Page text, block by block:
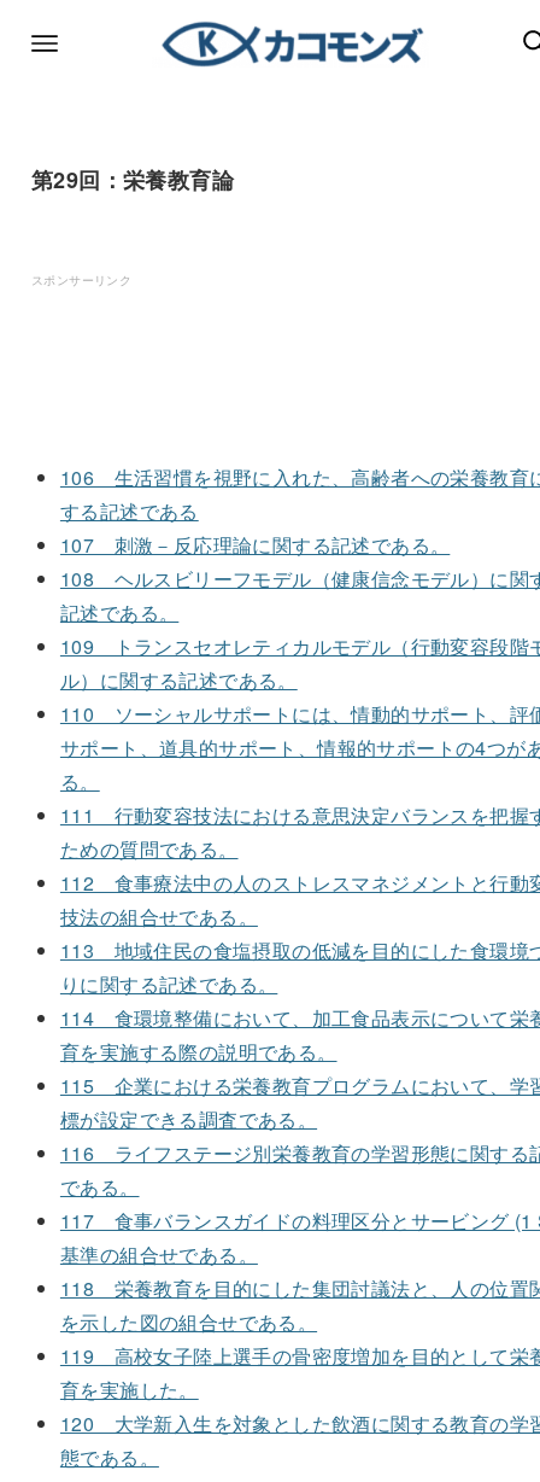
第29回：栄養教育論
スポンサーリンク
106 生活習慣を視野に入れた、高齢者への栄養教育
する記述である
107 刺激－反応理論に関する記述である。
108 ヘルスビリーフモデル（健康信念モデル）に関
記述である。
109 トランスセオレティカルモデル（行動変容段階
ル）に関する記述である。
110 ソーシャルサポートには、情動的サポート、評
サポート、道具的サポート、情報的サポートの4つが
る。
111 行動変容技法における意思決定バランスを把握
ための質問である。
112 食事療法中の人のストレスマネジメントと行動
技法の組合せである。
113 地域住民の食塩摂取の低減を目的にした食環境
りに関する記述である。
114 食環境整備において、加工食品表示について栄
育を実施する際の説明である。
115 企業における栄養教育プログラムにおいて、学
標が設定できる調査である。
116 ライフステージ別栄養教育の学習形態に関する
である。
117 食事バランスガイドの料理区分とサービング (1
基準の組合せである。
118 栄養教育を目的にした集団討議法と、人の位置
を示した図の組合せである。
119 高校女子陸上選手の骨密度増加を目的として栄
育を実施した。
120 大学新入生を対象とした飲酒に関する教育の学
態である。